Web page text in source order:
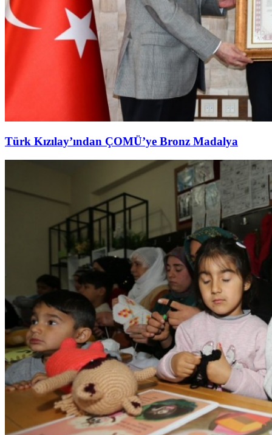
Türk Kızılay’ından ÇOMÜ’ye Bronz Madalya